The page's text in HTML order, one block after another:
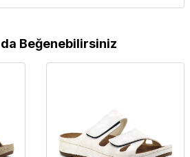
da Beğenebilirsiniz